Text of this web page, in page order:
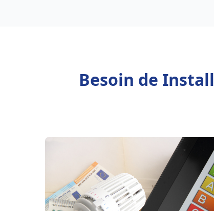
Besoin de